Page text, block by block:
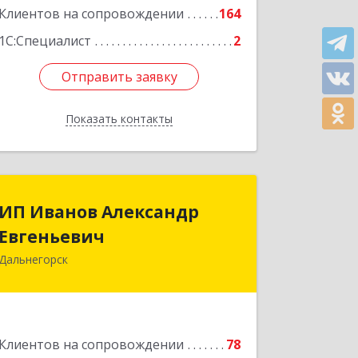
Клиентов на сопровождении
164
1С:Специалист
2
Отправить заявку
Показать контакты
Подробнее
Отправить заявку
Назад
ИП Иванов Александр
Евгеньевич
Дальнегорск
Клиентов на сопровождении
78
Евгеньевич
Подробнее